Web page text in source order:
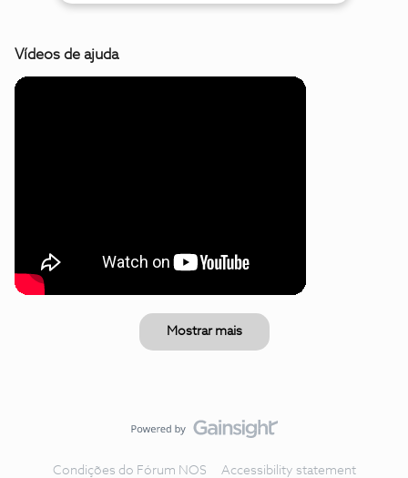
Vídeos de ajuda
Mostrar mais
Condições do Fórum NOS Accessibility statement